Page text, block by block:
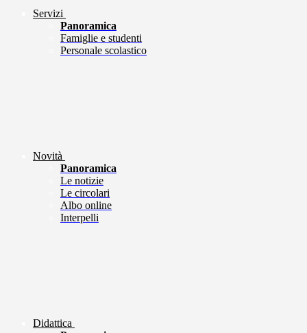
Servizi
Panoramica
Famiglie e studenti
Personale scolastico
Novità
Panoramica
Le notizie
Le circolari
Albo online
Interpelli
Didattica